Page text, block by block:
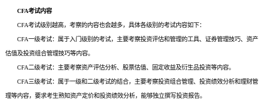
CFA考试内容
CFA考试级别越高，考察的内容也会越多，具体各级别的考试内容如下：
CFA一级考试：属于入门级别的考试，主要考察投资评估和管理的工具、证券管理技巧、资产
估值及投资组合管理技巧等内容。
CFA二级考试：主要考察资产评估分析、股票估值、固定收益及衍生品投资等内容。
CFA三级考试：属于一级和二级考试的结合，主要考察投资组合管理、投资绩效分析和理财管
理等内容，要求考生熟知资产定价和投资绩效分析，能够独立撰写投资报告。